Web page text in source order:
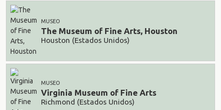
MUSEO
The Museum of Fine Arts, Houston
Houston (Estados Unidos)
MUSEO
Virginia Museum of Fine Arts
Richmond (Estados Unidos)